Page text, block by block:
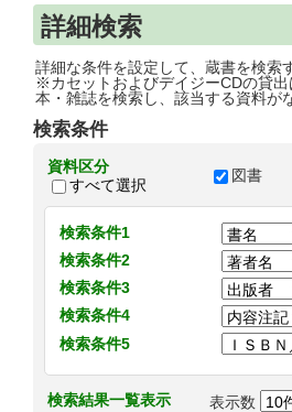
詳細検索
詳細な条件を設定して、蔵書を検索
※カセットおよびデイジーCDの貸出
本・雑誌を検索し、該当する資料が
検索条件
資料区分
すべて選択
図書
検索条件1
検索条件2
検索条件3
検索条件4
検索条件5
検索結果一覧表示 表示数